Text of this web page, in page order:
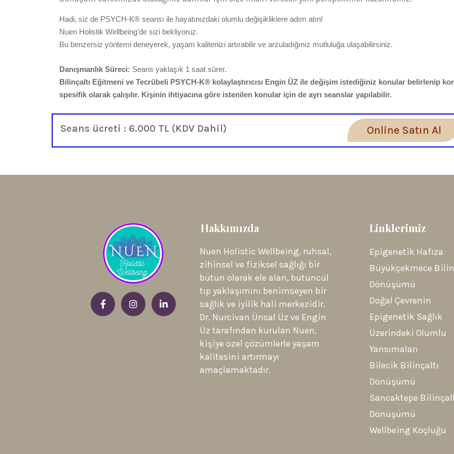
Hadi, siz de PSYCH-K® seansı ile hayatınızdaki olumlu değişikliklere adım atın!
Nuen Holistik Wellbeing'de sizi bekliyoruz.
Bu benzersiz yöntemi deneyerek, yaşam kalitenizi artırabilir ve arzuladığınız mutluluğa ulaşabilirsiniz.
Danışmanlık Süreci: Seans yaklaşık 1 saat sürer.
Bilinçaltı Eğitmeni ve Tecrübeli PSYCH-K® kolaylaştırıcısı Engin ÜZ ile değişim istediğiniz konular belirlenip
spesifik olarak çalışılır. Kişinin ihtiyacına göre istenilen konular için de ayrı seanslar yapılabilir.
Seans ücreti : 6.000 TL (KDV Dahil) Online Satın Al
Hakkımızda
Nuen Holistic Wellbeing, ruhsal,
zihinsel ve fiziksel sağlığı bir
bütün olarak ele alan, bütüncül
tıp yaklaşımını benimseyen bir
sağlık ve iyilik hali merkezidir.
Dr. Nurcivan Ünsal Üz ve Engin
Üz tarafından kurulan Nuen,
kişiye özel çözümlerle yaşam
kalitesini artırmayı
amaçlamaktadır.
Linklerimiz
Epigenetik Hafıza
Büyükçekmece
Dönüşümü
Doğal Çevrenin
Epigenetik Sağlık
Üzerindeki Olumlu
Yansımaları
Bilecik Bilinçaltı
Dönüşümü
Sancaktepe
Dönüşümü
Wellbeing Koçluğu